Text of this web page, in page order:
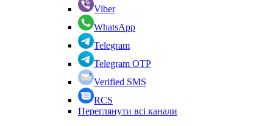
Viber
WhatsApp
Telegram
Telegram OTP
Verified SMS
RCS
Переглянути всі канали